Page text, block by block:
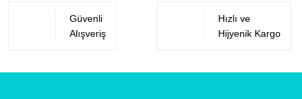
Güvenli
Alışveriş
Hızlı ve
Hijyenik Kargo